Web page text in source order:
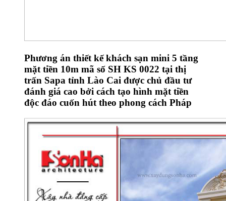
Phương án thiết kế khách sạn mini 5 tầng
mặt tiền 10m mã số SH KS 0022 tại thị
trấn Sapa tỉnh Lào Cai được chủ đầu tư
đánh giá cao bởi cách tạo hình mặt tiền
độc đáo cuốn hút theo phong cách Pháp